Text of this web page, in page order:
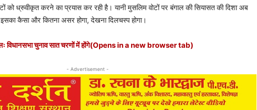
को ध्रुवीकृत करने का प्रयास कर रही है। यानी मुसलिम वोटों पर बंगाल की सियासत की दिशा अब
कैसा और कितना असर होगा, देखना दिलचस्प होगा।
विधानसभा चुनाव सात चरणों में होंगे(Opens in a new browser tab)
- Advertisement -